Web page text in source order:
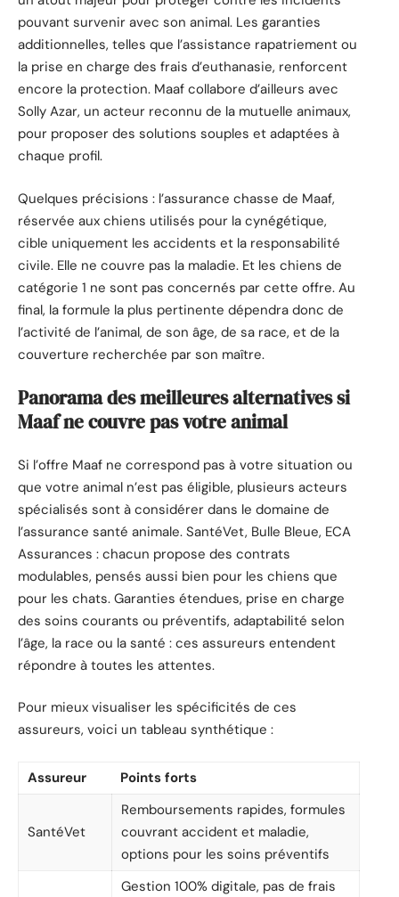
pouvant survenir avec son animal. Les garanties
additionnelles, telles que l’assistance rapatriement ou
la prise en charge des frais d’euthanasie, renforcent
encore la protection. Maaf collabore d’ailleurs avec
Solly Azar, un acteur reconnu de la mutuelle animaux,
pour proposer des solutions souples et adaptées à
chaque profil.
Quelques précisions : l’assurance chasse de Maaf,
réservée aux chiens utilisés pour la cynégétique,
cible uniquement les accidents et la responsabilité
civile. Elle ne couvre pas la maladie. Et les chiens de
catégorie 1 ne sont pas concernés par cette offre. Au
final, la formule la plus pertinente dépendra donc de
l’activité de l’animal, de son âge, de sa race, et de la
couverture recherchée par son maître.
Panorama des meilleures alternatives si
Maaf ne couvre pas votre animal
Si l’offre Maaf ne correspond pas à votre situation ou
que votre animal n’est pas éligible, plusieurs acteurs
spécialisés sont à considérer dans le domaine de
l’assurance santé animale. SantéVet, Bulle Bleue, ECA
Assurances : chacun propose des contrats
modulables, pensés aussi bien pour les chiens que
pour les chats. Garanties étendues, prise en charge
des soins courants ou préventifs, adaptabilité selon
l’âge, la race ou la santé : ces assureurs entendent
répondre à toutes les attentes.
Pour mieux visualiser les spécificités de ces
assureurs, voici un tableau synthétique :
Assureur Points forts
SantéVet
Remboursements rapides, formules
couvrant accident et maladie,
options pour les soins préventifs
Gestion 100% digitale, pas de frais